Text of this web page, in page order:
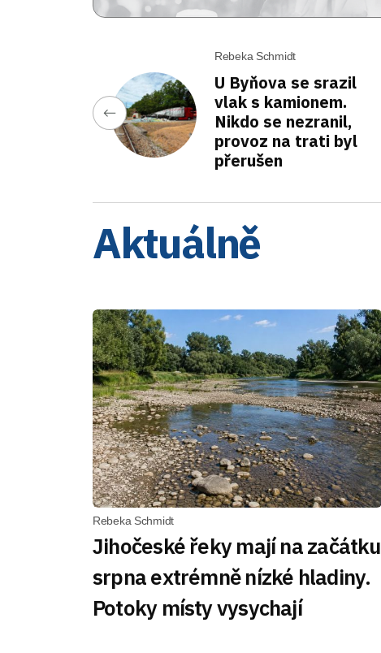
Rebeka Schmidt
U Byňova se srazil
vlak s kamionem.
Nikdo se nezranil,
provoz na trati byl
přerušen
Aktuálně
Rebeka Schmidt
Jihočeské řeky mají na začátku
srpna extrémně nízké hladiny.
Potoky místy vysychají